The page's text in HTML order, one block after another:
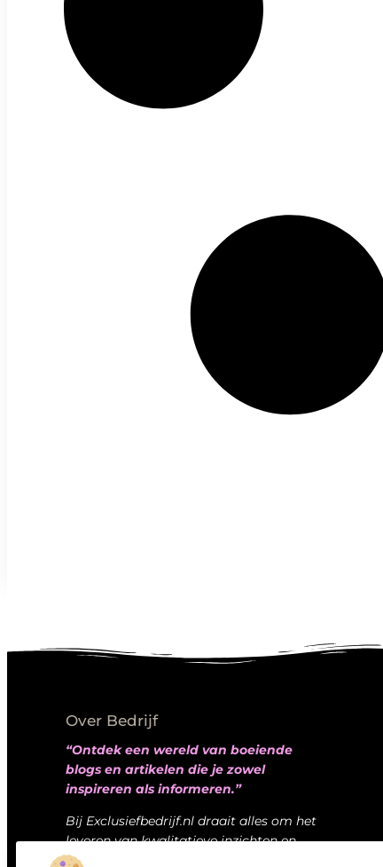
Over Bedrijf
“Ontdek een wereld van boeiende
blogs en artikelen die je zowel
inspireren als informeren.”
Bij Exclusiefbedrijf.nl draait alles om het
leveren van kwalitatieve inzichten en
verhalen die jouw dagelijks leven